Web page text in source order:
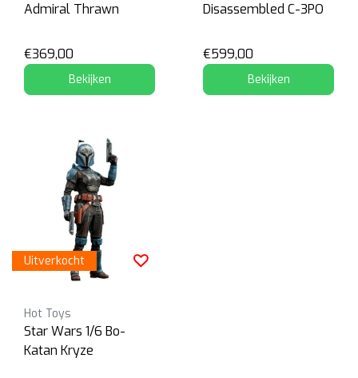
Admiral Thrawn
€369,00
Bekijken
Disassembled C-3PO
€599,00
Bekijken
Uitverkocht
Hot Toys
Star Wars 1/6 Bo-
Katan Kryze